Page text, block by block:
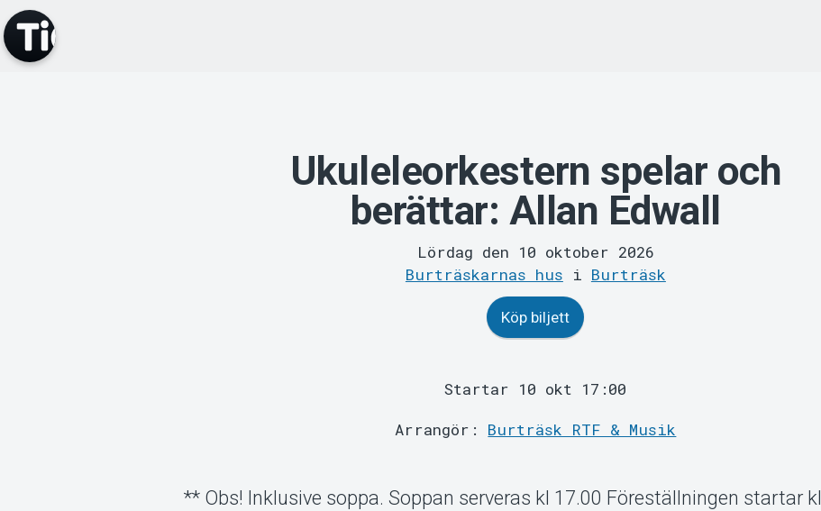
Ukuleleorkestern spelar och
berättar: Allan Edwall
Lördag den 10 oktober 2026
Burträskarnas hus i Burträsk
Köp biljett
Startar 10 okt 17:00
Arrangör: Burträsk RTF & Musik
** Obs! Inklusive soppa. Soppan serveras kl 17.00 Föreställningen startar kl